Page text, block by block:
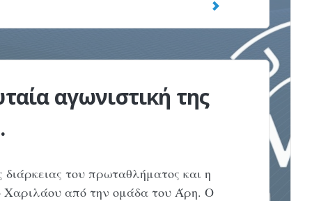
αγωνιστική της
διάρκειας του πρωταθλήματος και η
από την ομάδα του Άρη. Ο